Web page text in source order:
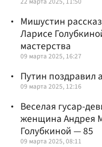
Мишустин
Ларисе
мастерства
09 марта 2025, 16:27
Путин поздравил
09 марта 2025, 12:16
Веселая гусар-
женщина Андрея
Голубкиной — 85
09 марта 2025, 08:11